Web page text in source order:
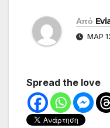
Από
ΜΑΡ
Spread the love